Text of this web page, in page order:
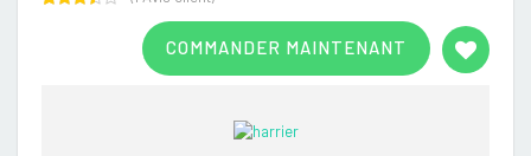
COMMANDER MAINTENANT